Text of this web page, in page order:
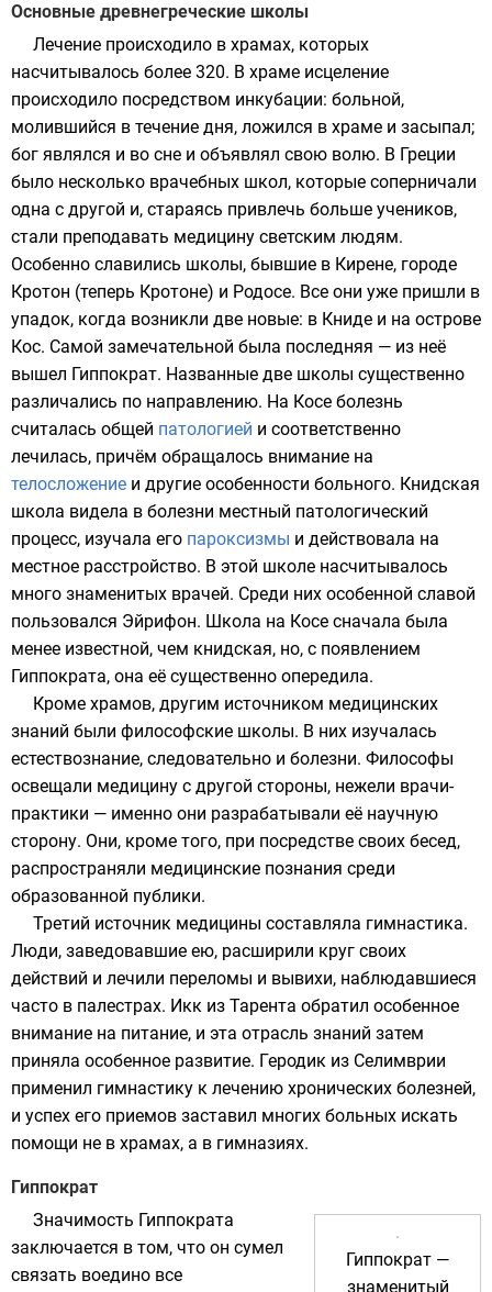
Основные древнегреческие школы
Лечение происходило в храмах, которых
насчитывалось более 320. В храме исцеление
происходило посредством инкубации: больной,
молившийся в течение дня, ложился в храме и засыпал;
бог являлся и во сне и объявлял свою волю. В Греции
было несколько врачебных школ, которые соперничали
одна с другой и, стараясь привлечь больше учеников,
стали преподавать медицину светским людям.
Особенно славились школы, бывшие в Кирене, городе
Кротон (теперь Кротоне) и Родосе. Все они уже пришли в
упадок, когда возникли две новые: в Книде и на острове
Кос. Самой замечательной была последняя — из неё
вышел Гиппократ. Названные две школы существенно
различались по направлению. На Косе болезнь
считалась общей патологией и соответственно
лечилась, причём обращалось внимание на
телосложение и другие особенности больного. Книдская
школа видела в болезни местный патологический
процесс, изучала его пароксизмы и действовала на
местное расстройство. В этой школе насчитывалось
много знаменитых врачей. Среди них особенной славой
пользовался Эйрифон. Школа на Косе сначала была
менее известной, чем книдская, но, с появлением
Гиппократа, она её существенно опередила.
Кроме храмов, другим источником медицинских
знаний были философские школы. В них изучалась
естествознание, следовательно и болезни. Философы
освещали медицину с другой стороны, нежели врачи-
практики — именно они разрабатывали её научную
сторону. Они, кроме того, при посредстве своих бесед,
распространяли медицинские познания среди
образованной публики.
Третий источник медицины составляла гимнастика.
Люди, заведовавшие ею, расширили круг своих
действий и лечили переломы и вывихи, наблюдавшиеся
часто в палестрах. Икк из Тарента обратил особенное
внимание на питание, и эта отрасль знаний затем
приняла особенное развитие. Геродик из Селимврии
применил гимнастику к лечению хронических болезней,
и успех его приемов заставил многих больных искать
помощи не в храмах, а в гимназиях.
Гиппократ
Гиппократ —
знаменитый
Значимость Гиппократа
заключается в том, что он сумел
связать воедино все